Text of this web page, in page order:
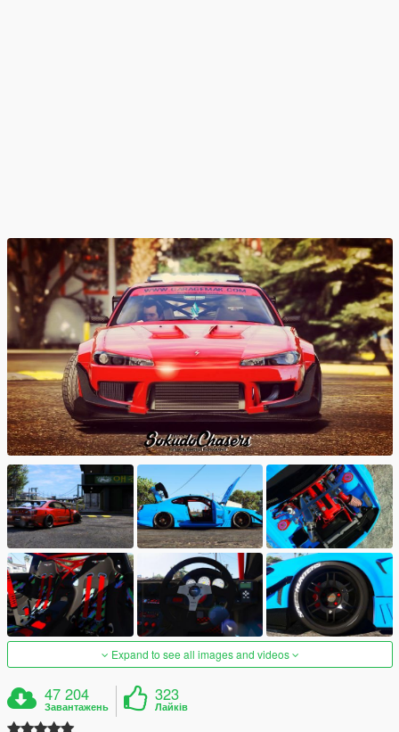
Expand to see all images and videos
47 204
Завантажень
323
Лайків